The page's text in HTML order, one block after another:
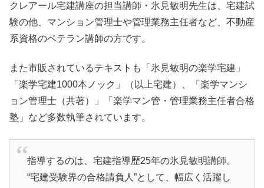
クレアール宅建講座の担当講師・氷見敏明先生は、宅建試
験の他、マンション管理士や管理業務主任者など、不動産
系資格のベテラン講師の方です。
また市販されているテキストも「氷見敏明の楽学宅建」
「楽学宅建1000本ノック」（以上宅建）、「楽学マンシ
ョン管理士（共著）」「楽学マン管・管理業務主任者合格
塾」など多数執筆されています。
指導するのは、宅建指導歴25年の氷見敏明講師。
“宅建受験界の合格請負人”として、幅広く活躍し